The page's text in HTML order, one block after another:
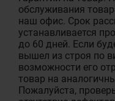
обслуживания
наш офис. Срок
устанавливается
до 60 дней. Если
вышел из строя по
возможности его
товар на
Пожалуйста,